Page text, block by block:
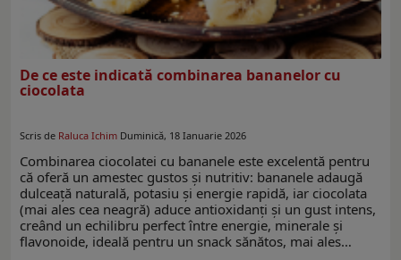
De ce este indicată combinarea bananelor cu
ciocolata
Scris de Raluca Ichim Duminică, 18 Ianuarie 2026
Combinarea ciocolatei cu bananele este excelentă pentru
că oferă un amestec gustos și nutritiv: bananele adaugă
dulceață naturală, potasiu și energie rapidă, iar ciocolata
(mai ales cea neagră) aduce antioxidanți și un gust intens,
creând un echilibru perfect între energie, minerale și
flavonoide, ideală pentru un snack sănătos, mai ales…